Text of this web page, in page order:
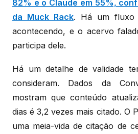
82% e o Claude em 55%,
da Muck Rack. Há um fluxo
acontecendo, e o acervo
participa dele.
Há um detalhe de validade
consideram. Dados da
mostram que conteúdo
dias é 3,2 vezes mais citado. O
uma meia-vida de citação de